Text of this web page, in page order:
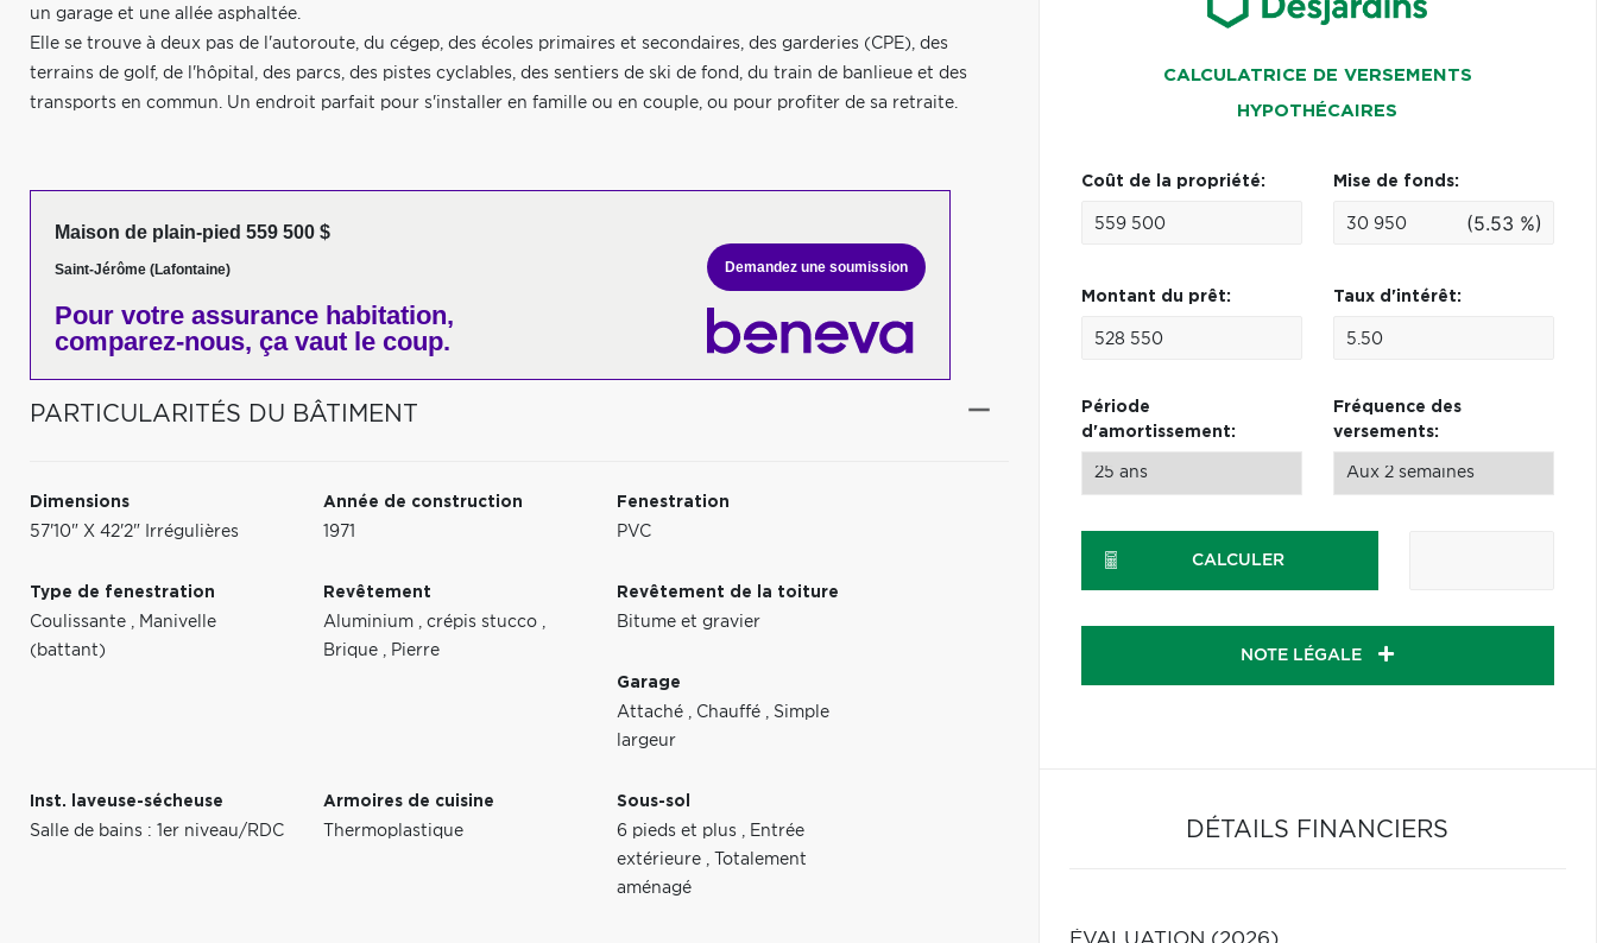
un garage et une allée asphaltée.
Elle se trouve à deux pas de l'autoroute, du cégep, des écoles primaires et secondaires, des garderies (CPE), des
terrains de golf, de l'hôpital, des parcs, des pistes cyclables, des sentiers de ski de fond, du train de banlieue et des
transports en commun. Un endroit parfait pour s'installer en famille ou en couple, ou pour profiter de sa retraite.
Maison de plain-pied 559 500 $
Saint-Jérôme (Lafontaine)
Pour votre assurance habitation,
comparez-nous, ça vaut le coup.
Demandez une soumission
PARTICULARITÉS DU BÂTIMENT
Dimensions
57'10" X 42'2" Irrégulières
Année de construction
1971
Fenestration
PVC
Type de fenestration
Coulissante , Manivelle
(battant)
Revêtement
Aluminium ,crépis stucco ,
Brique , Pierre
Revêtement de la toiture
Bitume et gravier
Garage
Attaché , Chauffé , Simple
largeur
Inst. laveuse-sécheuse
Salle de bains : 1er niveau/RDC
Armoires de cuisine
Thermoplastique
Sous-sol
6 pieds et plus , Entrée
extérieure ,
Totalement
aménagé
CALCULATRICE DE VERSEMENTS
HYPOTHÉCAIRES
Coût de la propriété: Mise de fonds:
(5.53 %)
Montant du prêt: Taux d'intérêt:
Période
d'amortissement:
Fréquence des
versements:
CALCULER
NOTE LÉGALE
DÉTAILS FINANCIERS